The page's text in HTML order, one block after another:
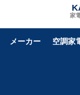
家
メーカー 空調家